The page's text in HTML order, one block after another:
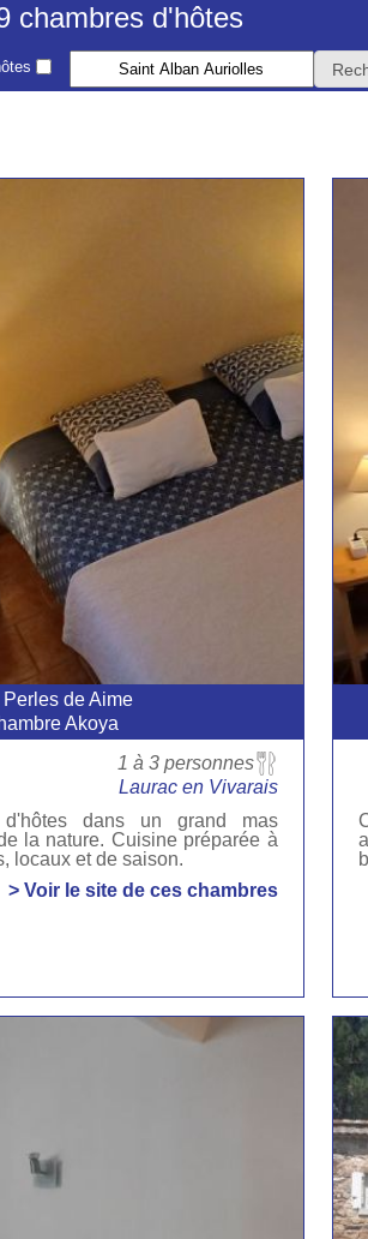
chambres d'hôtes
Perles de Aime
Akoya
1 à 3 personnes
Laurac en Vivarais
dans un grand mas
la nature. Cuisine préparée à
locaux et de saison.
> Voir le site de ces chambres